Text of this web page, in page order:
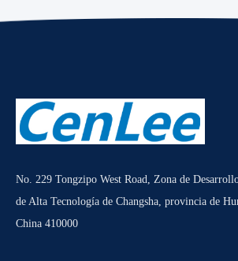
No. 229 Tongzipo West Road, Zona de
de Alta Tecnología de Changsha, provincia de
China 410000